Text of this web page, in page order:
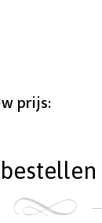
prijs: